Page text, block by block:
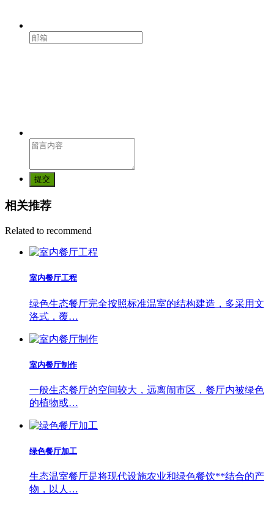
提交
相关推荐
Related to recommend
室内餐厅工程
绿色生态餐厅完全按照标准温室的结构建造，多采用文
洛式，覆…
室内餐厅制作
一般生态餐厅的空间较大，远离闹市区，餐厅内被绿色
的植物或…
绿色餐厅加工
生态温室餐厅是将现代设施农业和绿色餐饮**结合的产
物，以人…